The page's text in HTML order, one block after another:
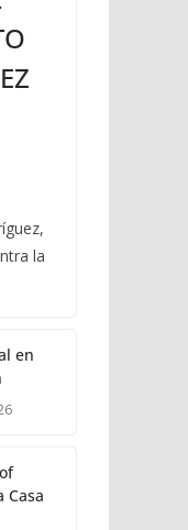
la
en
Casa